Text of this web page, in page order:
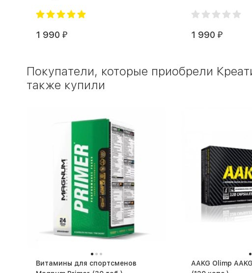
1 990 ₽ 1 990 ₽
Покупатели, которые приобрели
также купили
Витамины для спортсменов
AAKG Olimp AAKG 1250 спортпит